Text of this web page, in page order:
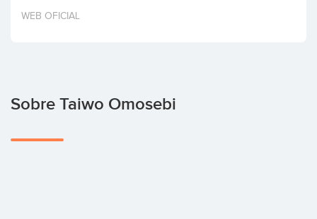
Invertir
WEB OFICIAL
Sobre Taiwo Omosebi